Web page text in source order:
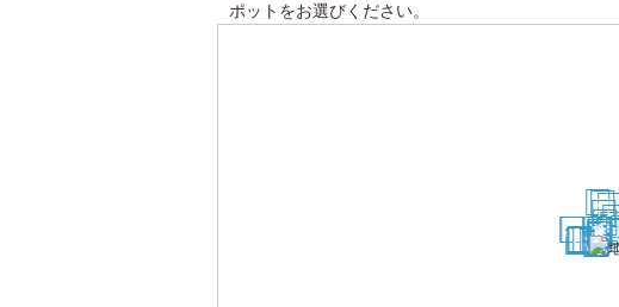
ポットをお選びください。
12
3
4
56
78
9
10
11
12
14
1516
17
19
20
22
24
25
2627
28
29